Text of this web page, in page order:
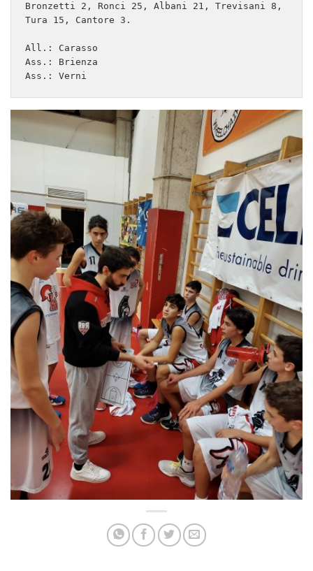
Bronzetti 2, Ronci 25, Albani 21, Trevisani 8,
Tura 15, Cantore 3.
All.: Carasso
Ass.: Brienza
Ass.: Verni